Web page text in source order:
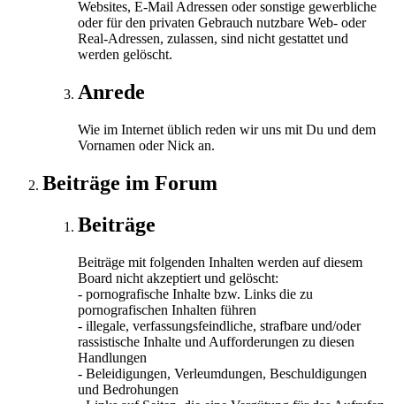
Websites, E-Mail Adressen oder sonstige gewerbliche
oder für den privaten Gebrauch nutzbare Web- oder
Real-Adressen, zulassen, sind nicht gestattet und
werden gelöscht.
Anrede
Wie im Internet üblich reden wir uns mit Du und dem
Vornamen oder Nick an.
Beiträge im Forum
Beiträge
Beiträge mit folgenden Inhalten werden auf diesem
Board nicht akzeptiert und gelöscht:
- pornografische Inhalte bzw. Links die zu
pornografischen Inhalten führen
- illegale, verfassungsfeindliche, strafbare und/oder
rassistische Inhalte und Aufforderungen zu diesen
Handlungen
- Beleidigungen, Verleumdungen, Beschuldigungen
und Bedrohungen